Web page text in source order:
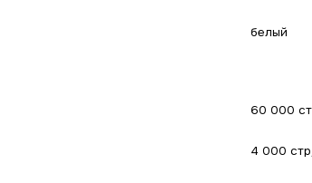
белый
60 000
4 000